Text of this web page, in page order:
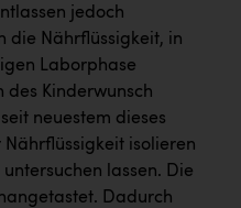
gmbh
jedoch
die Nährflüssigkeit, in
Laborphase
des Kinderwunsch
neuestem dieses
isolieren
lassen. Die
Dadurch